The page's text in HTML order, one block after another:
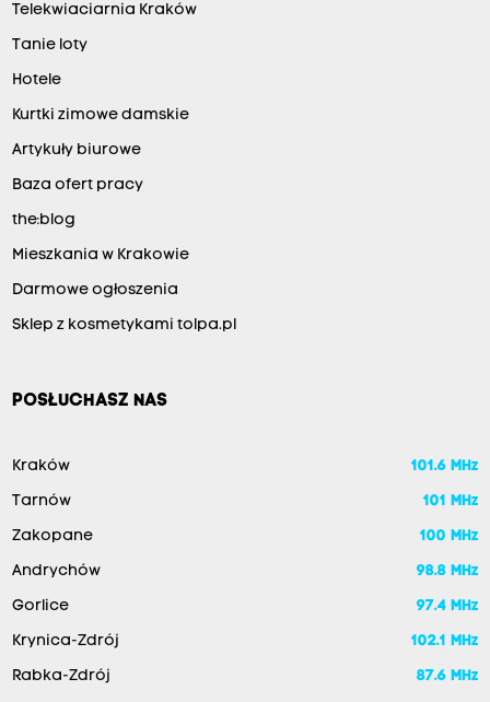
Telekwiaciarnia Kraków
Tanie loty
Hotele
Kurtki zimowe damskie
Artykuły biurowe
Baza ofert pracy
the:blog
Mieszkania w Krakowie
Darmowe ogłoszenia
Sklep z kosmetykami tolpa.pl
POSŁUCHASZ NAS
Kraków 101.6 MHz
Tarnów 101 MHz
Zakopane 100 MHz
Andrychów 98.8 MHz
Gorlice 97.4 MHz
Krynica-Zdrój 102.1 MHz
Rabka-Zdrój 87.6 MHz